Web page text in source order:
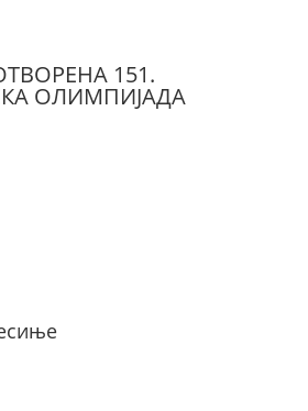
151.
ОЛИМПИЈАДА